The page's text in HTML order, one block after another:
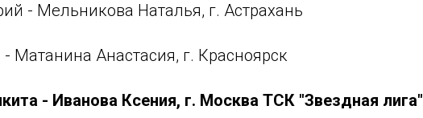
- Мельникова Наталья, г. Астрахань
Матанина Анастасия, г. Красноярск
- Иванова Ксения, г. Москва ТСК "Звездная лига"